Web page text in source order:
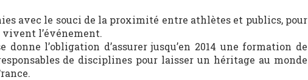
avec le souci de la proximité entre athlètes et publics, pour
vivent l’événement.
l’obligation d’assurer jusqu’en 2014 une formation de
de disciplines pour laisser un héritage au monde